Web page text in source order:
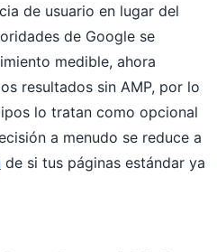
de usuario en lugar del
de Google se
medible, ahora
resultados sin AMP, por lo
lo tratan como opcional
a menudo se reduce a
de si tus páginas estándar ya